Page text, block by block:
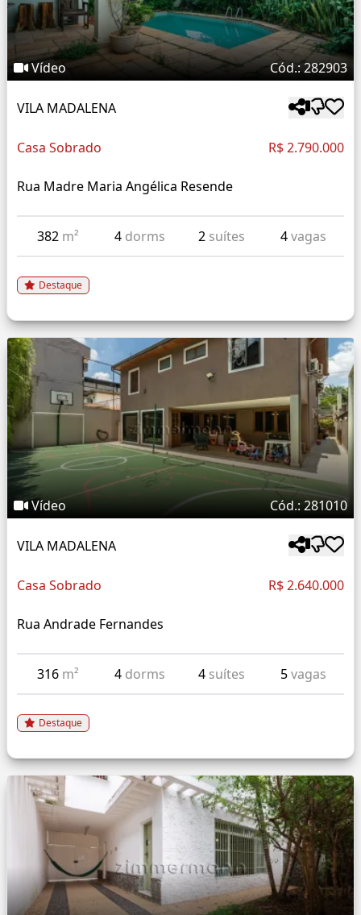
Vídeo Cód.: 282903
VILA MADALENA
Casa Sobrado R$ 2.790.000
Rua Madre Maria Angélica Resende
382 m² 4 dorms 2 suítes 4vagas
Destaque
Vídeo Cód.: 281010
VILA MADALENA
Casa Sobrado R$ 2.640.000
Rua Andrade Fernandes
316 m² 4 dorms 4 suítes 5vagas
Destaque